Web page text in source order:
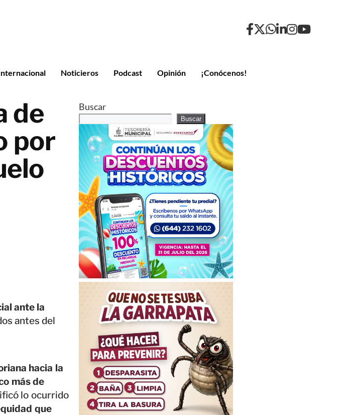
Noticieros Podcast Opinión ¡Conócenos!
de
por
ante la
antes del
hacia la
más de
lo ocurrido
que
Buscar
Buscar